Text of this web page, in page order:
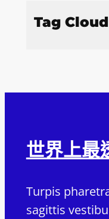
Tag Cloud
世界上最
Turpis
sagittis